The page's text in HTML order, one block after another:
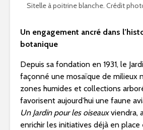
Sitelle à poitrine blanche. Crédit
Un engagement ancré dans
botanique
Depuis sa fondation en 1931, le
façonné une mosaïque de milieux
zones humides et collections
favorisent aujourd’hui une faune
Un Jardin pour les oiseauxviendra,
enrichir les initiatives déjà en